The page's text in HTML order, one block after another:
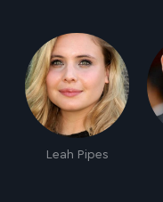
Leah Pipes